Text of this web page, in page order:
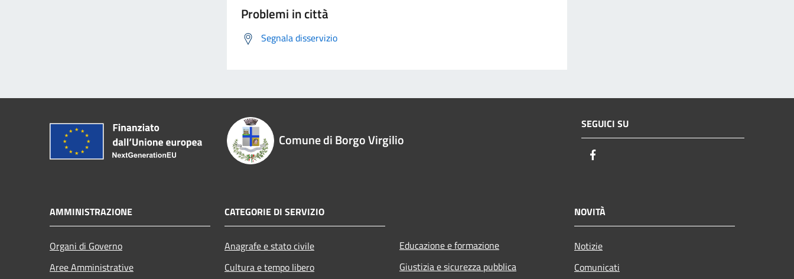
Problemi in città
Segnala disservizio
Comune di Borgo Virgilio
SEGUICI SU
AMMINISTRAZIONE
Organi di Governo
Aree Amministrative
CATEGORIE DI SERVIZIO
Anagrafe e stato civile
Cultura e tempo libero
Educazione e formazione
Giustizia e sicurezza pubblica
NOVITÀ
Notizie
Comunicati